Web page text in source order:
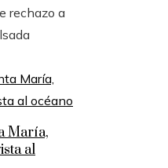
rechazo a
María,
al